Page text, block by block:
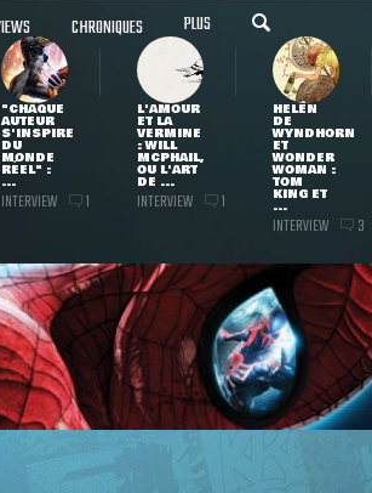
CHRONIQUES PLUS
"CHAQUE
AUTEUR
S'INSPIRE
DU
MONDE
RÉEL" :
...
INTERVIEW 1
L'AMOUR
ET LA
VERMINE
: WILL
MCPHAIL,
OU L'ART
DE ...
INTERVIEW 1
HELEN
DE
WYNDHORN
ET
WONDER
WOMAN :
TOM
KING ET
...
INTERVIEW 3